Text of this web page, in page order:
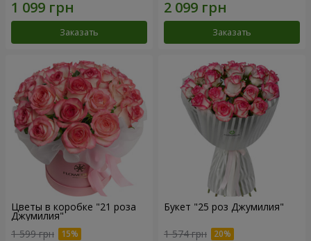
Заказать Заказать
Цветы в коробке "21 роза
Джумилия"
1 599 грн
Букет "25 роз Джумилия"
1 574 грн